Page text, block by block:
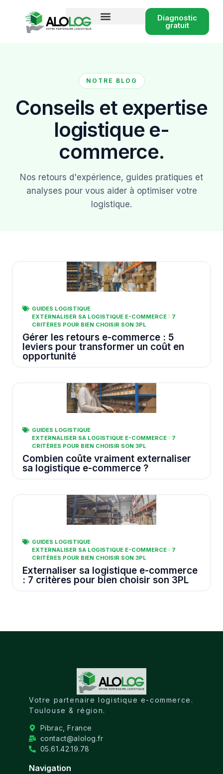
Diagnostic
gratuit
NOTRE BLOG
Conseils et expertise
logistique e-
commerce.
Nos retours d'expérience, guides pratiques et
analyses pour vous aider à optimiser votre
logistique.
GUIDES LOGISTIQUE
EXTERNALISER SA LOGISTIQUE E-COMMERCE : 7
CRITÈRES POUR BIEN CHOISIR SON 3PL
Gérer les retours e-commerce : 5
leviers pour transformer un coût en
opportunité
GUIDES LOGISTIQUE
EXTERNALISER SA LOGISTIQUE E-COMMERCE : 7
CRITÈRES POUR BIEN CHOISIR SON 3PL
Combien coûte vraiment externaliser
sa logistique e-commerce ?
GUIDES LOGISTIQUE
EXTERNALISER SA LOGISTIQUE E-COMMERCE : 7
CRITÈRES POUR BIEN CHOISIR SON 3PL
Externaliser sa logistique e-commerce
: 7 critères pour bien choisir son 3PL
Votre partenaire logistique e-commerce.
Toulouse & région.
Pibrac, France
contact@alolog.fr
05.61.42.19.78
Navigation